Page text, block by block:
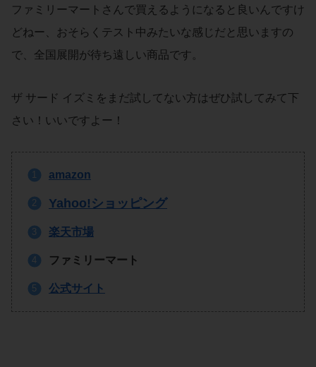
ファミリーマートさんで買えるようになると良いんですけ
どねー、おそらくテスト中みたいな感じだと思いますの
で、全国展開が待ち遠しい商品です。
ザ サード イズミをまだ試してない方はぜひ試してみて下
さい！いいですよー！
amazon
Yahoo!ショッピング
楽天市場
ファミリーマート
公式サイト